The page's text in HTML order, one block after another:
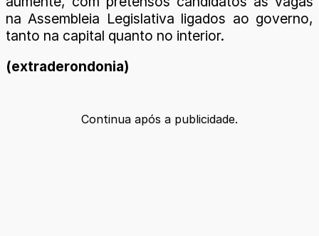
na Assembleia Legislativa ligados ao governo,
tanto na capital quanto no interior.
(extraderondonia)
Continua após a publicidade.